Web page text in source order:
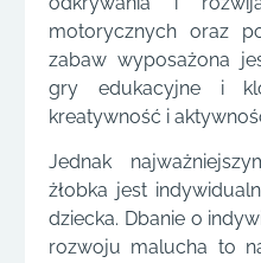
motorycznych oraz
zabaw wyposażona
gry edukacyjne i
kreatywność i
Jednak
żłobka jest
dziecka. Dbanie o
rozwoju malucha to